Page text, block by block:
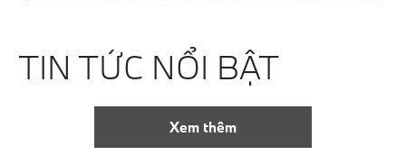
TIN TỨC NỔI BẬT
Xem thêm